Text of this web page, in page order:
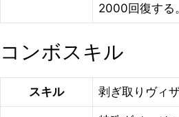
2000回復する。
コンボスキル
スキル 剥ぎ取りヴィ